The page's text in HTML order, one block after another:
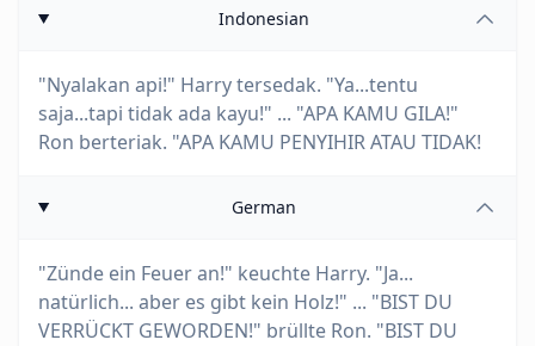
Indonesian
"Nyalakan api!" Harry tersedak. "Ya...tentu
saja...tapi tidak ada kayu!" ... "APA KAMU GILA!"
Ron berteriak. "APA KAMU PENYIHIR ATAU TIDAK!
German
"Zünde ein Feuer an!" keuchte Harry. "Ja...
natürlich... aber es gibt kein Holz!" ... "BIST DU
VERRÜCKT GEWORDEN!" brüllte Ron. "BIST DU